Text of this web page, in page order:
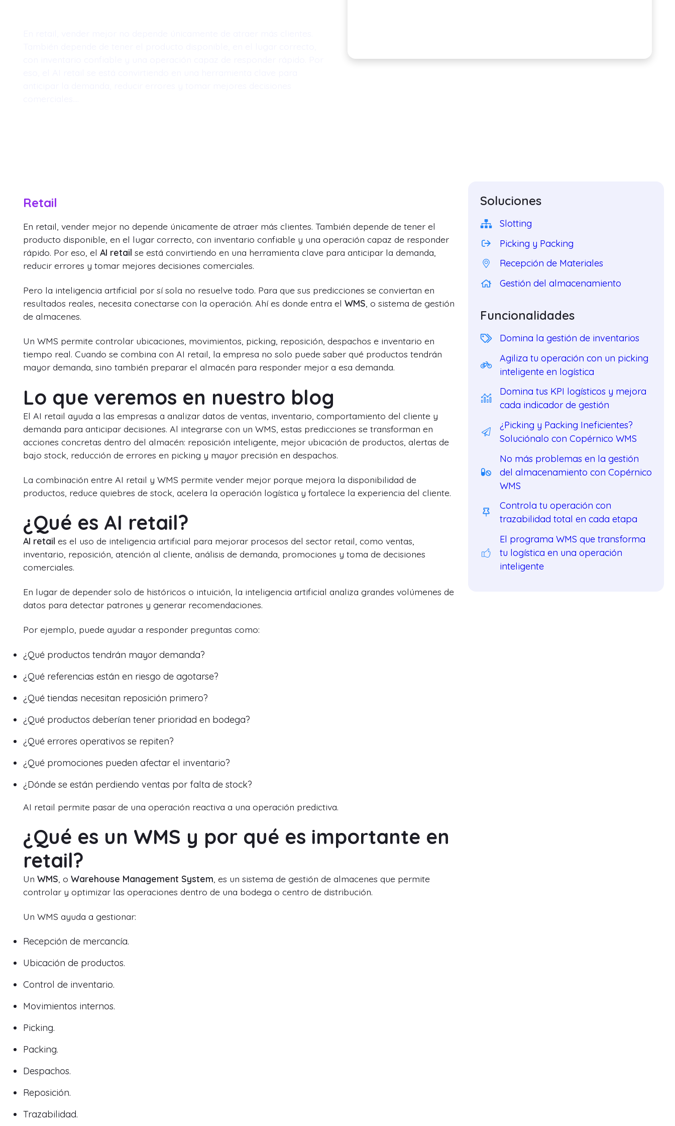
Retail
En retail, vender mejor no depende únicamente de atraer más clientes. También depende de tener el
producto disponible, en el lugar correcto, con inventario confiable y una operación capaz de responder
rápido. Por eso, el AI retail se está convirtiendo en una herramienta clave para anticipar la demanda,
reducir errores y tomar mejores decisiones comerciales.
Pero la inteligencia artificial por sí sola no resuelve todo. Para que sus predicciones se conviertan en
resultados reales, necesita conectarse con la operación. Ahí es donde entra el WMS , o sistema de gestión
de almacenes.
Un WMS permite controlar ubicaciones, movimientos, picking, reposición, despachos e inventario en
tiempo real. Cuando se combina con AI retail, la empresa no solo puede saber qué productos tendrán
mayor demanda, sino también preparar el almacén para responder mejor a esa demanda.
Lo que veremos en nuestro blog
El AI retail ayuda a las empresas a analizar datos de ventas, inventario, comportamiento del cliente y
demanda para anticipar decisiones. Al integrarse con un WMS, estas predicciones se transforman en
acciones concretas dentro del almacén: reposición inteligente, mejor ubicación de productos, alertas de
bajo stock, reducción de errores en picking y mayor precisión en despachos.
La combinación entre AI retail y WMS permite vender mejor porque mejora la disponibilidad de
productos, reduce quiebres de stock, acelera la operación logística y fortalece la experiencia del cliente.
¿Qué es AI retail?
AI retail es el uso de inteligencia artificial para mejorar procesos del sector retail, como ventas,
inventario, reposición, atención al cliente, análisis de demanda, promociones y toma de decisiones
comerciales.
En lugar de depender solo de históricos o intuición, la inteligencia artificial analiza grandes volúmenes de
datos para detectar patrones y generar recomendaciones.
Por ejemplo, puede ayudar a responder preguntas como:
¿Qué productos tendrán mayor demanda?
¿Qué referencias están en riesgo de agotarse?
¿Qué tiendas necesitan reposición primero?
¿Qué productos deberían tener prioridad en bodega?
¿Qué errores operativos se repiten?
¿Qué promociones pueden afectar el inventario?
¿Dónde se están perdiendo ventas por falta de stock?
AI retail permite pasar de una operación reactiva a una operación predictiva.
¿Qué es un WMS y por qué es importante en
retail?
Un WMS , o Warehouse Management System , es un sistema de gestión de almacenes que permite
controlar y optimizar las operaciones dentro de una bodega o centro de distribución.
Un WMS ayuda a gestionar:
Recepción de mercancía.
Ubicación de productos.
Control de inventario.
Movimientos internos.
Picking.
Packing.
Despachos.
Reposición.
Trazabilidad.
Soluciones
Slotting
Picking y Packing
Recepción de Materiales
Gestión del almacenamiento
Funcionalidades
Domina la gestión de inventarios
Agiliza tu operación con un picking
inteligente en logística
Domina tus KPI logísticos y mejora
cada indicador de gestión
¿Picking y Packing Ineficientes?
Soluciónalo con Copérnico WMS
No más problemas en la gestión
del almacenamiento con Copérnico
WMS
Controla tu operación con
trazabilidad total en cada etapa
El programa WMS que transforma
tu logística en una operación
inteligente